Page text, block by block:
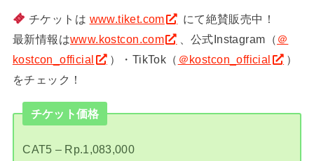
チケットは www.tiket.com
にて絶賛販売中！
最新情報はwww.kostcon.com 、公式Instagram（ ＠
kostcon_official
）・TikTok（ ＠kostcon_official
）
をチェック！
チケット価格
CAT5 – Rp.1,083,000